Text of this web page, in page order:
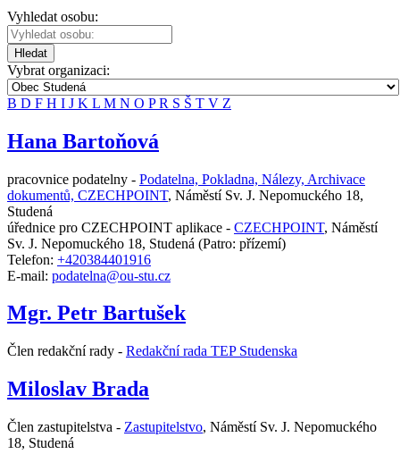
Vyhledat osobu:
Hledat
Vybrat organizaci:
B D F H I J K L M N O PR S Š T V Z
Hana Bartoňová
pracovnice podatelny - Podatelna, Pokladna, Nálezy, Archivace
dokumentů, CZECHPOINT, Náměstí Sv. J. Nepomuckého 18,
Studená
úřednice pro CZECHPOINT aplikace - CZECHPOINT, Náměstí
Sv. J. Nepomuckého 18, Studená (Patro: přízemí)
Telefon: +420384401916
E-mail: podatelna@ou-stu.cz
Mgr. Petr Bartušek
Člen redakční rady - Redakční rada TEP Studenska
Miloslav Brada
Člen zastupitelstva - Zastupitelstvo, Náměstí Sv. J. Nepomuckého
18, Studená